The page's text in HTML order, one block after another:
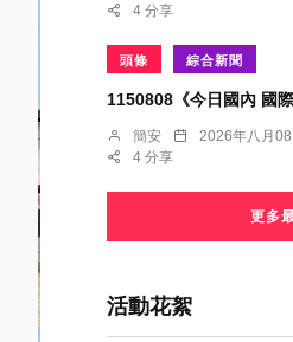
4 分享
頭條 綜合新聞
1150808《今日國內 國
簡安 2026年八月08
4 分享
更多
活動花絮